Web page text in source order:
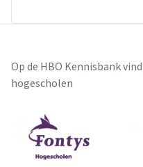
Op de HBO Kennisbank
hogescholen